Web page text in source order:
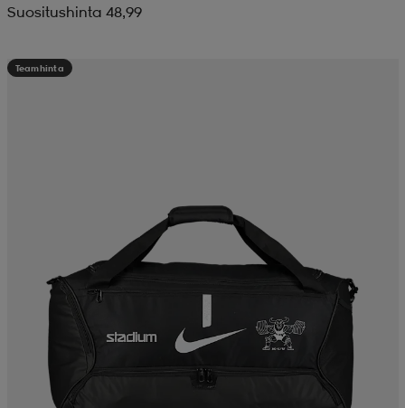
Suositushinta 48,99
Teamhinta